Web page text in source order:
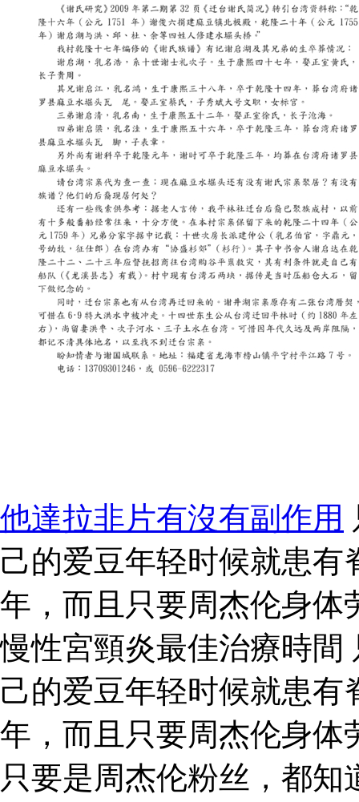
他達拉非片有沒有副作用
己的爱豆年轻时候就患
年，而且只要周杰伦身体
慢性宮頸炎最佳治療時間
己的爱豆年轻时候就患
年，而且只要周杰伦身体
只要是周杰伦粉丝，都